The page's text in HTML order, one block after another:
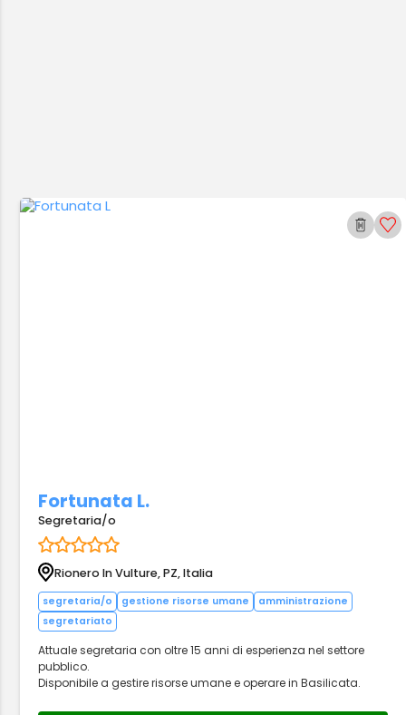
Fortunata L.
Segretaria/o
Rionero In Vulture, PZ, Italia
segretaria/o gestione risorse umane
amministrazione
segretariato
Attuale segretaria con oltre 15 anni di esperienza nel settore
pubblico.
Disponibile a gestire risorse umane e operare in Basilicata.